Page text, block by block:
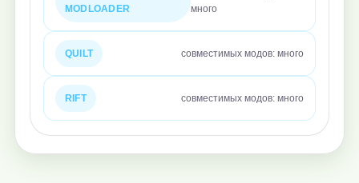
MODLOADER
много
QUILT совместимых модов: много
RIFT совместимых модов: много